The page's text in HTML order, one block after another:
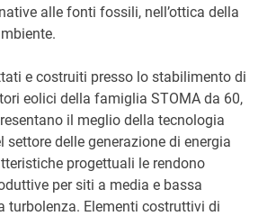
alle fonti fossili, nell’ottica della
e costruiti presso lo stabilimento di
eolici della famiglia STOMA da 60,
il meglio della tecnologia
delle generazione di energia
progettuali le rendono
per siti a media e bassa
turbolenza. Elementi costruttivi di